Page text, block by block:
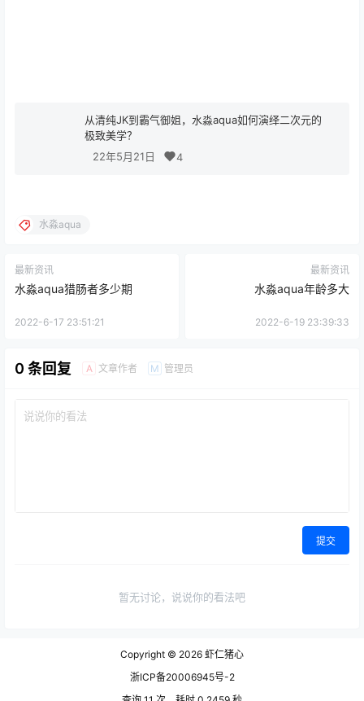
从清纯JK到霸气御姐，水淼aqua如何演绎二次元的
极致美学？
22年5月21日
4
水淼aqua
最新资讯
水淼aqua猎肠者多少期
2022-6-17 23:51:21
最新资讯
水淼aqua年龄多大
2022-6-19 23:39:33
0 条回复 A 文章作者 M 管理员
提交
暂无讨论，说说你的看法吧
Copyright © 2026 虾仁猪心
浙ICP备20006945号-2